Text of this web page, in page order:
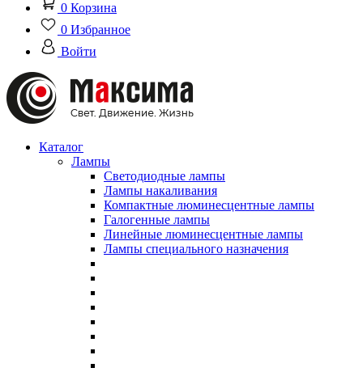
0 Корзина
0 Избранное
Войти
Каталог
Лампы
Светодиодные лампы
Лампы накаливания
Компактные люминесцентные лампы
Галогенные лампы
Линейные люминесцентные лампы
Лампы специального назначения